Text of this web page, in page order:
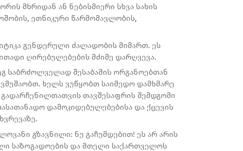
მხრიდან ან ნებისმიერი სხვა სახის
ეთნიკური წარმომავლობის,
გენდერული ძალადობის მიმართ. ეს
ღირებულებების მძიმე დარღვევა.
საბრძოლველად შესაბამის ორგანოებთან
ხელს ვუწყობთ საიმედო დამხმარე
თავშესაფრის შემდგომი
დამოკიდებულებებისა და ქცევის
გზავნილი: ნუ გაჩუმდებით! ეს არ არის
საზოგადოების და მთელი საქართველოს